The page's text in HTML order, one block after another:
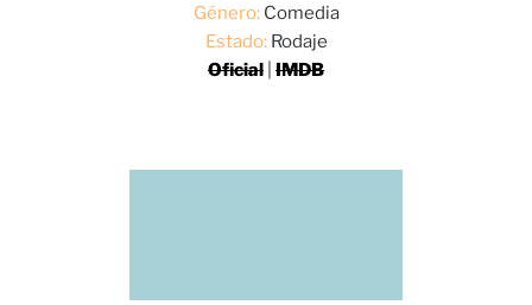
Género:Comedia
Estado:Rodaje
Oficial IMDB